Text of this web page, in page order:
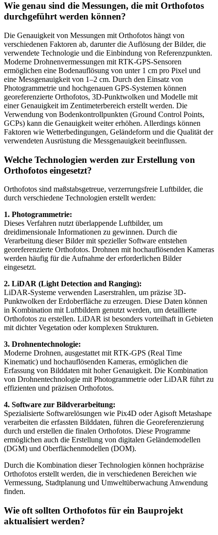
Wie genau sind die Messungen, die mit Orthofotos
durchgeführt werden können?
Die Genauigkeit von Messungen mit Orthofotos hängt von
verschiedenen Faktoren ab, darunter die Auflösung der Bilder, die
verwendete Technologie und die Einbindung von Referenzpunkten.
Moderne Drohnenvermessungen mit RTK-GPS-Sensoren
ermöglichen eine Bodenauflösung von unter 1 cm pro Pixel und
eine Messgenauigkeit von 1–2 cm. Durch den Einsatz von
Photogrammetrie und hochgenauen GPS-Systemen können
georeferenzierte Orthofotos, 3D-Punktwolken und Modelle mit
einer Genauigkeit im Zentimeterbereich erstellt werden. Die
Verwendung von Bodenkontrollpunkten (Ground Control Points,
GCPs) kann die Genauigkeit weiter erhöhen. Allerdings können
Faktoren wie Wetterbedingungen, Geländeform und die Qualität der
verwendeten Ausrüstung die Messgenauigkeit beeinflussen.
Welche Technologien werden zur Erstellung von
Orthofotos eingesetzt?
Orthofotos sind maßstabsgetreue, verzerrungsfreie Luftbilder, die
durch verschiedene Technologien erstellt werden:
1. Photogrammetrie:
Dieses Verfahren nutzt überlappende Luftbilder, um
dreidimensionale Informationen zu gewinnen. Durch die
Verarbeitung dieser Bilder mit spezieller Software entstehen
georeferenzierte Orthofotos. Drohnen mit hochauflösenden Kameras
werden häufig für die Aufnahme der erforderlichen Bilder
eingesetzt.
2. LiDAR (Light Detection and Ranging):
LiDAR-Systeme verwenden Laserstrahlen, um präzise 3D-
Punktwolken der Erdoberfläche zu erzeugen. Diese Daten können
in Kombination mit Luftbildern genutzt werden, um detaillierte
Orthofotos zu erstellen. LiDAR ist besonders vorteilhaft in Gebieten
mit dichter Vegetation oder komplexen Strukturen.
3. Drohnentechnologie:
Moderne Drohnen, ausgestattet mit RTK-GPS (Real Time
Kinematic) und hochauflösenden Kameras, ermöglichen die
Erfassung von Bilddaten mit hoher Genauigkeit. Die Kombination
von Drohnentechnologie mit Photogrammetrie oder LiDAR führt zu
effizienten und präzisen Orthofotos.
4. Software zur Bildverarbeitung:
Spezialisierte Softwarelösungen wie Pix4D oder Agisoft Metashape
verarbeiten die erfassten Bilddaten, führen die Georeferenzierung
durch und erstellen die finalen Orthofotos. Diese Programme
ermöglichen auch die Erstellung von digitalen Geländemodellen
(DGM) und Oberflächenmodellen (DOM).
Durch die Kombination dieser Technologien können hochpräzise
Orthofotos erstellt werden, die in verschiedenen Bereichen wie
Vermessung, Stadtplanung und Umweltüberwachung Anwendung
finden.
Wie oft sollten Orthofotos für ein Bauprojekt
aktualisiert werden?